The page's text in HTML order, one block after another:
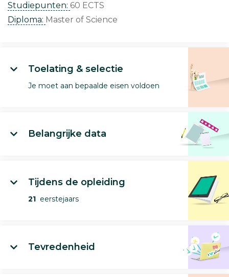
Studiepunten: 60 ECTS
Diploma: Master of Science
Toelating & selectie
Je moet aan bepaalde eisen voldoen
Belangrijke data
Tijdens de opleiding
21 eerstejaars
Tevredenheid